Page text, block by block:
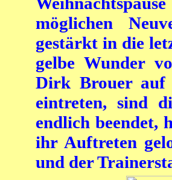
möglichen
gestärkt in die
gelbe Wunder
Dirk Brouer auf
eintreten, sind
endlich beendet,
ihr Auftreten
und der